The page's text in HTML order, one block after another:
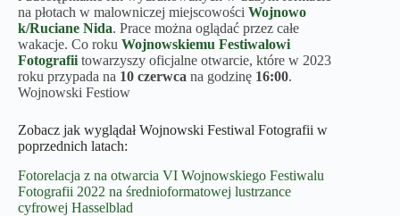
na płotach w malowniczej miejscowości Wojnowo
k/Ruciane Nida. Prace można oglądać przez całe
wakacje. Co roku Wojnowskiemu Festiwalowi
Fotografii towarzyszy oficjalne otwarcie, które w 2023
roku przypada na 10 czerwca na godzinę 16:00.
Wojnowski Festiow
Zobacz jak wyglądał Wojnowski Festiwal Fotografii w
poprzednich latach:
Fotorelacja z na otwarcia VI Wojnowskiego Festiwalu
Fotografii 2022 na średnioformatowej lustrzance
cyfrowej Hasselblad